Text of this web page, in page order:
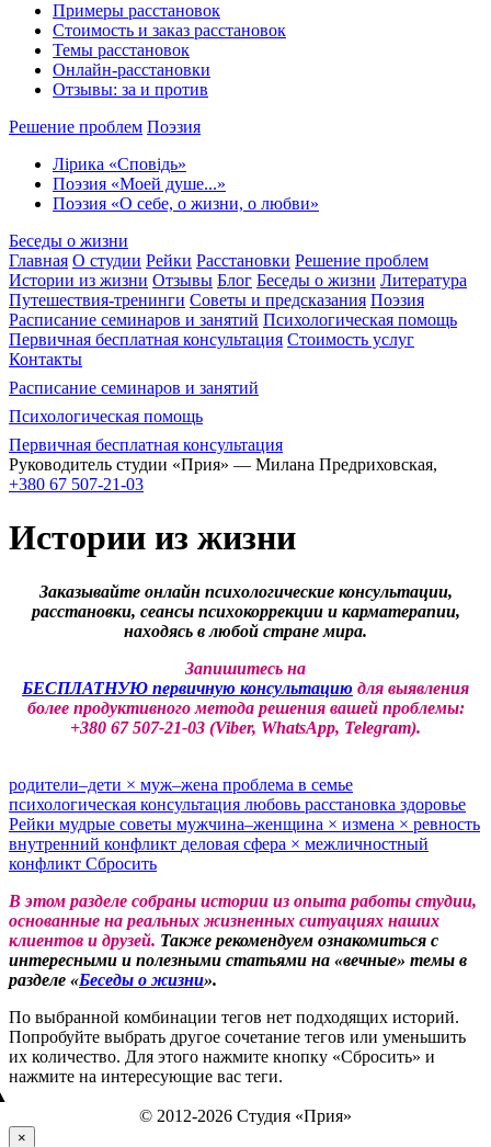
Примеры расстановок
Стоимость и заказ расстановок
Темы расстановок
Онлайн-расстановки
Отзывы: за и против
Решение проблем Поэзия
Лірика «Сповідь»
Поэзия «Моей душе...»
Поэзия «О себе, о жизни, о любви»
Беседы о жизни
Главная О студии Рейки Расстановки Решение проблем
Истории из жизни Отзывы Блог Беседы о жизни Литература
Путешествия-тренинги Советы и предсказания Поэзия
Расписание семинаров и занятий Психологическая помощь
Первичная бесплатная консультация Стоимость услуг
Контакты
Расписание семинаров и занятий
Психологическая помощь
Первичная бесплатная консультация
Руководитель студии «Прия» — Милана Предриховская,
+380 67 507-21-03
Истории из жизни
Заказывайте онлайн психологические консультации,
расстановки, сеансы психокоррекции и карматерапии,
находясь в любой стране мира.
Запишитесь на
БЕСПЛАТНУЮ первичную консультацию для выявления
более продуктивного метода решения вашей проблемы:
+380 67 507-21-03 (Viber, WhatsApp, Telegram).
родители–дети × муж–жена проблема в семье
психологическая консультация любовь расстановка здоровье
Рейки мудрые советы мужчина–женщина × измена × ревность
внутренний конфликт деловая сфера × межличностный
конфликт Сбросить
В этом разделе собраны истории из опыта работы студии,
основанные на реальных жизненных ситуациях наших
клиентов и друзей. Также рекомендуем ознакомиться с
интересными и полезными статьями на «вечные» темы в
разделе «Беседы о жизни».
По выбранной комбинации тегов нет подходящих историй.
Попробуйте выбрать другое сочетание тегов или уменьшить
их количество. Для этого нажмите кнопку «Сбросить» и
нажмите на интересующие вас теги.
© 2012-2026 Студия «Прия»
×